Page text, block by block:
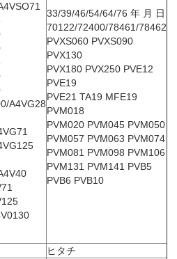
A4VG28
33/39/46/54/64/76 年 月 日
70122/72400/78461/78462
PVXS060 PVXS090
PVX130
PVX180 PVX250 PVE12
PVE19
PVE21 TA19 MFE19
PVM018
PVM020 PVM045 PVM050
PVM057 PVM063 PVM074
PVM081 PVM098 PVM106
PVM131 PVM141 PVB5
PVB6 PVB10
ヒタチ